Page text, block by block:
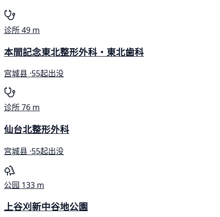
诊所49 m
本間記念東北整形外科・東北歯科
宫城县 ·55起出没
诊所76 m
仙台北整形外科
宫城县 ·55起出没
公园 133 m
上谷刈新中谷地公園